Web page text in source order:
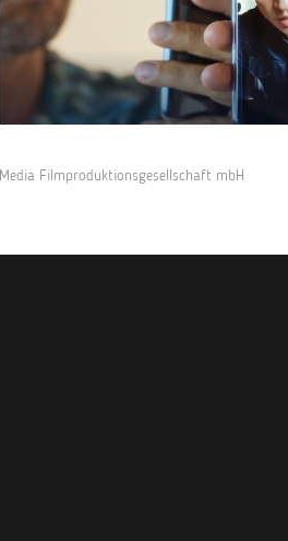
Media Filmproduktionsgesellschaft mbH